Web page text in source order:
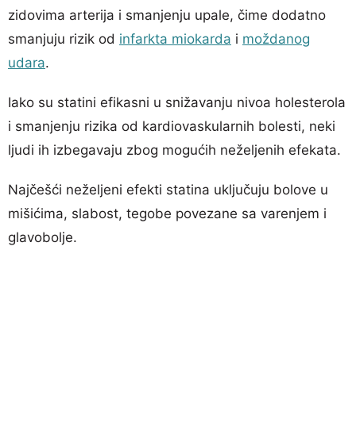
zidovima arterija i smanjenju upale, čime dodatno
smanjuju rizik od infarkta miokarda i moždanog
udara.
Iako su statini efikasni u snižavanju nivoa holesterola
i smanjenju rizika od kardiovaskularnih bolesti, neki
ljudi ih izbegavaju zbog mogućih neželjenih efekata.
Najčešći neželjeni efekti statina uključuju bolove u
mišićima, slabost, tegobe povezane sa varenjem i
glavobolje.